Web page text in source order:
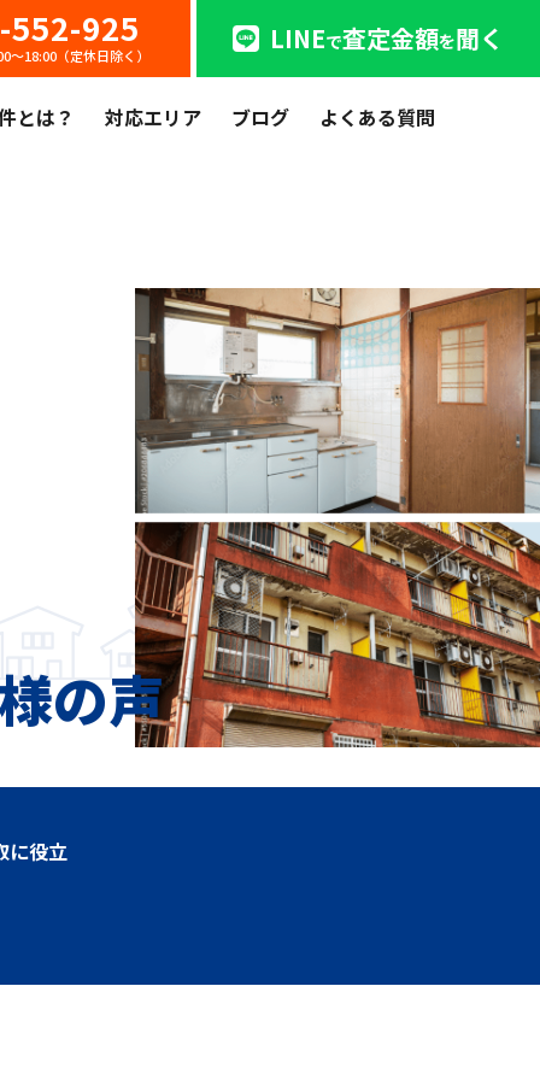
とは？ 対応エリア ブログ よくある質問
552-925
〜18:00（定休日除く） LINEで査定金額を聞く
の声
に役立